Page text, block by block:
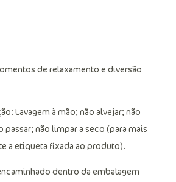
de relaxamento e diversão
Lavagem à mão; não alvejar; não
passar; não limpar a seco (para mais
a etiqueta fixada ao produto).
dentro da embalagem